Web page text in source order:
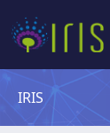
IRIS